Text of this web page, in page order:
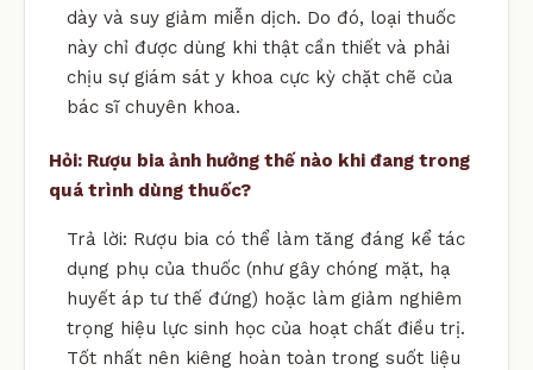
dày và suy giảm miễn dịch. Do đó, loại thuốc
này chỉ được dùng khi thật cần thiết và phải
chịu sự giám sát y khoa cực kỳ chặt chẽ của
bác sĩ chuyên khoa.
Hỏi: Rượu bia ảnh hưởng thế nào khi đang trong
quá trình dùng thuốc?
Trả lời: Rượu bia có thể làm tăng đáng kể tác
dụng phụ của thuốc (như gây chóng mặt, hạ
huyết áp tư thế đứng) hoặc làm giảm nghiêm
trọng hiệu lực sinh học của hoạt chất điều trị.
Tốt nhất nên kiêng hoàn toàn trong suốt liệu